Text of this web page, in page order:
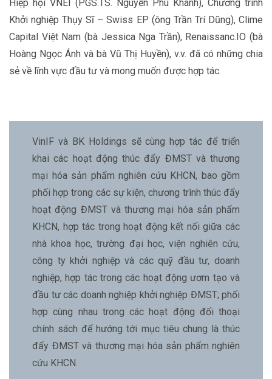
Hiệp hội VNEI (PGS.TS. Nguyễn Phú Khánh), Chương trình
Khởi nghiệp Thụy Sĩ – Swiss EP (ông Trần Trí Dũng), Clime
Capital Việt Nam (bà Jessica Nga Trần), Renaissanc.IO (bà
Hoàng Ngọc Ánh và bà Vũ Thị Huyền), v.v. đã có những chia
sẻ về lĩnh vực đầu tư và mong muốn được hợp tác.
VinIF và BK Holdings sẽ cùng hợp tác để triển
khai các hoạt động thúc đẩy ĐMST và thương
mại hóa sản phẩm nghiên cứu KHCN, bao gồm
phối hợp trong các sự kiện, chương trình thúc đẩy
hoạt động ĐMST và thương mại hóa sản phẩm
KHCN, hợp tác trong hoạt động kết nối giữa các
nhà khoa học, trường đại học, viện nghiên cứu,
công ty khởi nghiệp và các quỹ đầu tư, doanh
nghiệp, hợp tác trong các hoạt động ươm tạo và
đầu tư các doanh nghiệp khởi nghiệp ĐMST; phối
hợp cùng nhau trong các hoạt động đối thoại
chính sách để hướng tới mục tiêu chung là thúc
đẩy ĐMST và thương mại hóa sản phẩm nghiên
cứu KHCN.